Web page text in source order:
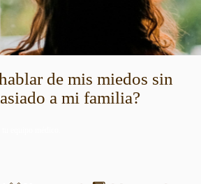
de mis miedos sin
a mi familia?